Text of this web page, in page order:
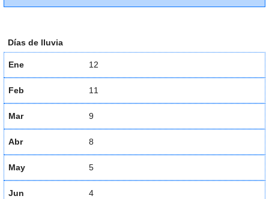
Días de lluvia
Ene 12
Feb 11
Mar 9
Abr 8
May 5
Jun 4